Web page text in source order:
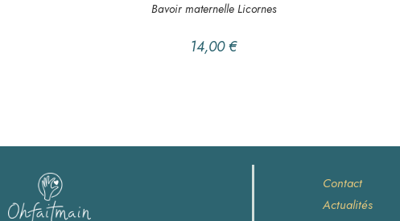
Bavoir maternelle Licornes
14,00€
Contact
Actualités